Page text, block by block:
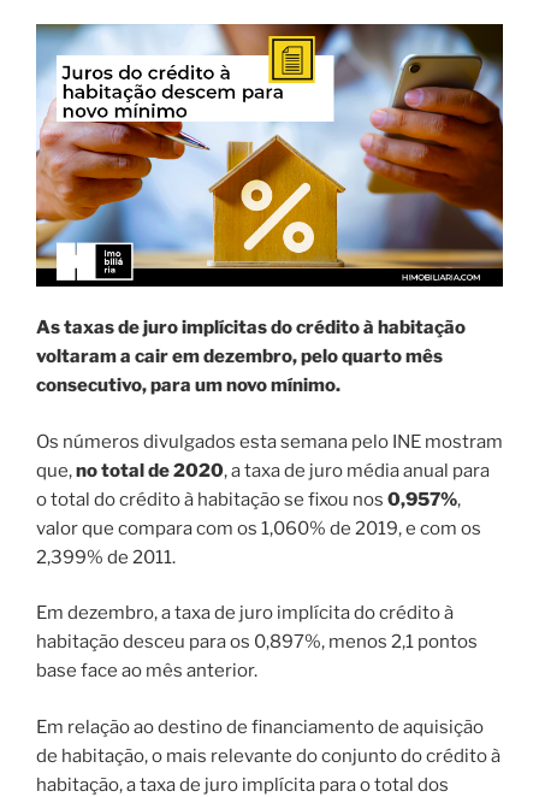
As taxas de juro implícitas do crédito à habitação
voltaram a cair em dezembro, pelo quarto mês
consecutivo, para um novo mínimo.
Os números divulgados esta semana pelo INE mostram
que,no total de 2020, a taxa de juro média anual para
o total do crédito à habitação se fixou nos 0,957%,
valor que compara com os 1,060% de 2019, e com os
2,399% de 2011.
Em dezembro, a taxa de juro implícita do crédito à
habitação desceu para os 0,897%, menos 2,1 pontos
base face ao mês anterior.
Em relação ao destino de financiamento de aquisição
de habitação, o mais relevante do conjunto do crédito à
habitação, a taxa de juro implícita para o total dos